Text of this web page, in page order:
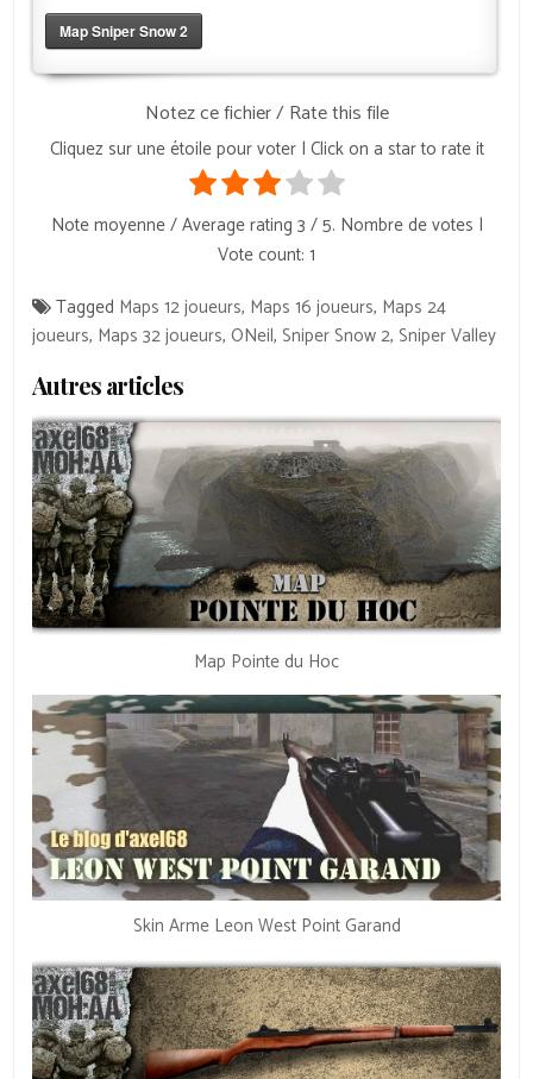
Map Sniper Snow 2
Notez ce fichier / Rate this file
Cliquez sur une étoile pour voter | Click on a star to rate it
Note moyenne / Average rating 3 / 5. Nombre de votes |
Vote count: 1
Tagged Maps 12 joueurs, Maps 16 joueurs, Maps 24
joueurs, Maps 32 joueurs,ONeil, Sniper Snow 2, Sniper Valley
Autres articles
Map Pointe du Hoc
Skin Arme Leon West Point Garand